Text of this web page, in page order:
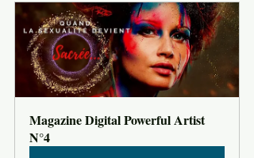
Magazine Digital Powerful Artist
N°4